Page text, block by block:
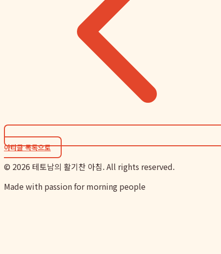
아티클 목록으로
© 2026 테토남의 활기찬 아침. All rights reserved.
Made with passion for morning people